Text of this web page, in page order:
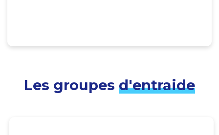
Les groupes d'entraide